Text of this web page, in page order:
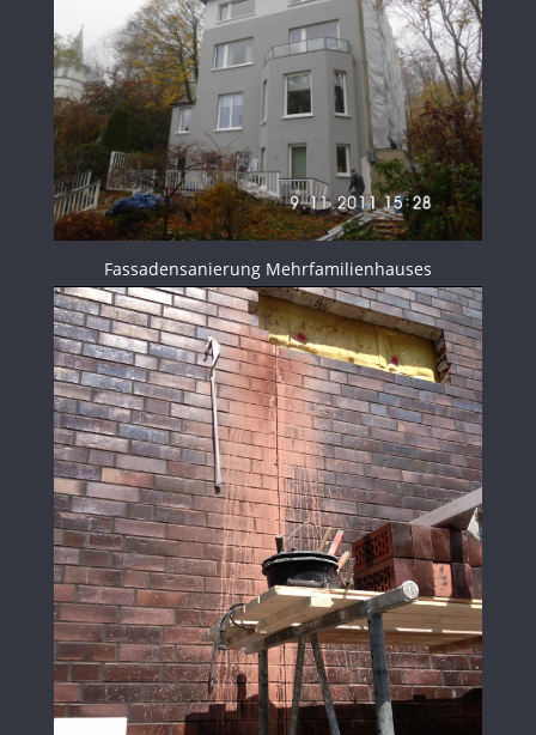
Fassadensanierung Mehrfamilienhauses